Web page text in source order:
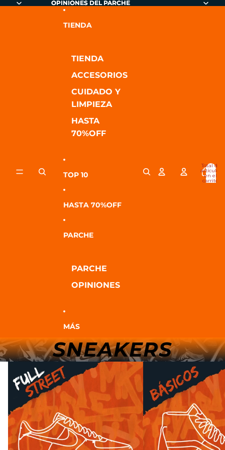
OPINIONES DEL PARCHE
OPINIONES DEL PARCHE
TIENDA
TIENDA
ACCESORIOS
CUIDADO Y
LIMPIEZA
HASTA
70%OFF
TOP 10
HASTA 70%OFF
PARCHE
PARCHE
OPINIONES
MÁS
Total de
artículos
en el
carrito:
SNEAKERS
Full Street